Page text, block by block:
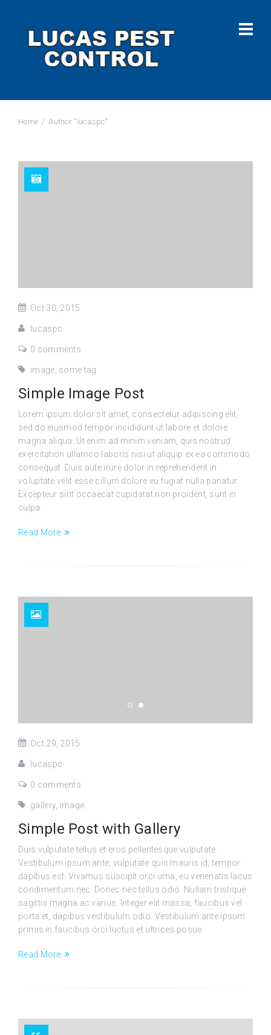
Home Author "lucaspc"
Oct 30, 2015
lucaspc
0 comments
image some tag
Simple Image Post
Lorem ipsum dolor sit amet, consectetur adipiscing elit,
sed do eiusmod tempor incididunt ut labore et dolore
magna aliqua. Ut enim ad minim veniam, quis nostrud
exercitation ullamco laboris nisi ut aliquip ex ea commodo
consequat. Duis aute irure dolor in reprehenderit in
voluptate velit esse cillum dolore eu fugiat nulla pariatur.
Excepteur sint occaecat cupidatat non proident, sunt in
culpa.
Read More
Oct 29, 2015
lucaspc
0 comments
gallery, image
Simple Post with Gallery
Duis vulputate tellus et eros pellentesque vulputate.
Vestibulum ipsum ante, vulputate quis mauris id, tempor
dapibus est. Vivamus suscipit orci urna, eu venenatis lacus
condimentum nec. Donec nec tellus odio. Nullam tristique
sagittis magna ac varius. Integer elit massa, faucibus vel
porta et, dapibus vestibulum odio. Vestibulum ante ipsum
primis in faucibus orci luctus et ultrices posue.
Read More